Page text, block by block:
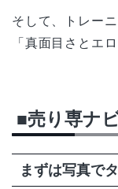
そして、トレー
「真面目さとエ
■売り専ナ
まずは写真で